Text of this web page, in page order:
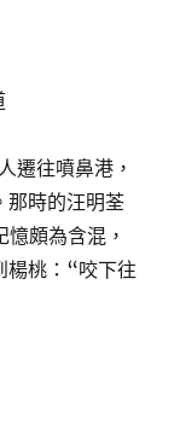
往噴鼻港，
那時的汪明荃
頗為含混，
楊桃：“咬下往